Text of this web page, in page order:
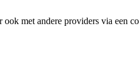
met andere providers via een